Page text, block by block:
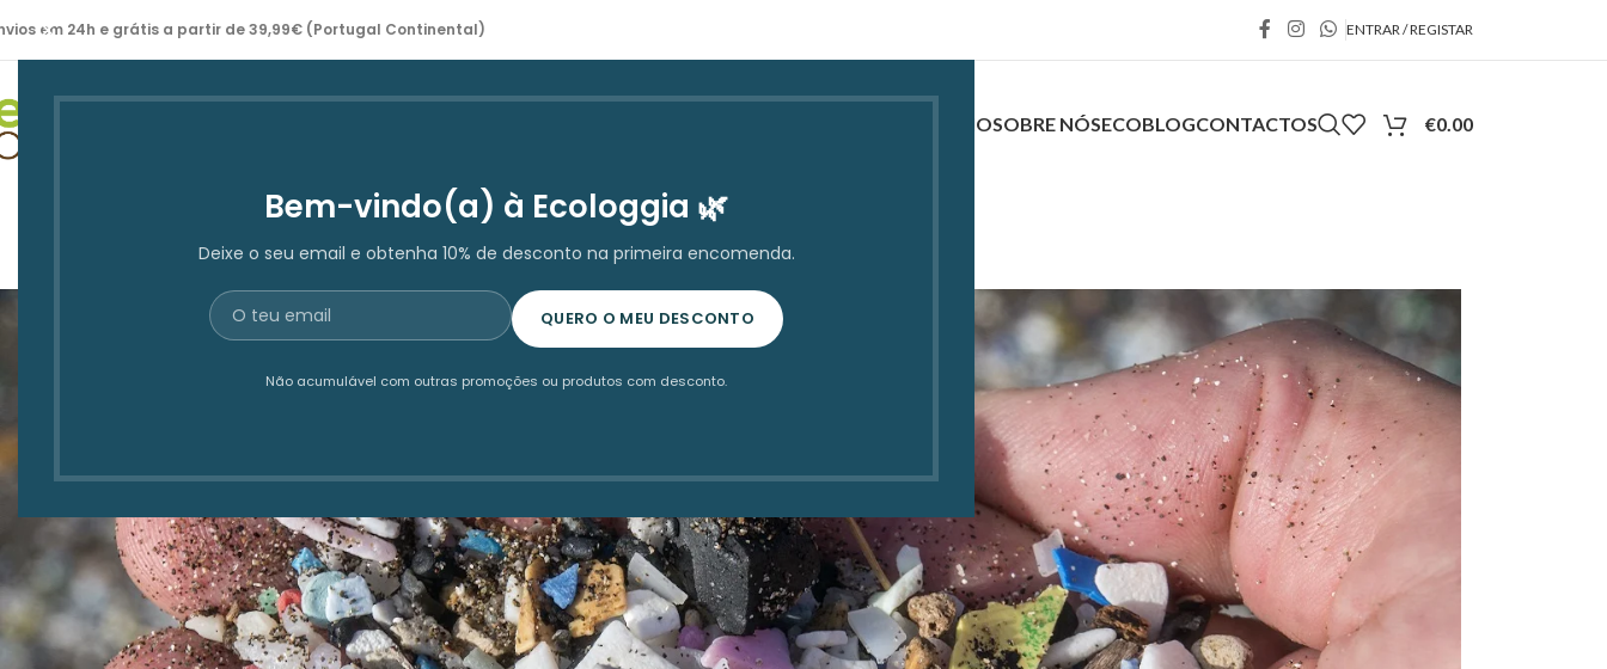
Bem-vindo(a) à Ecologgia 🌿
Deixe o seu email e obtenha 10% de desconto na primeira encomenda.
QUERO O MEU DESCONTO
Não acumulável com outras promoções ou produtos com desconto.
em 24h e grátis a partir de 39,99€ (Portugal Continental) ENTRAR / REGISTAR
ANTI DESPERDÍCIOSOBRE NÓSECOBLOGCONTACTOS €0.00
ARTIGO
Os Microplásticos